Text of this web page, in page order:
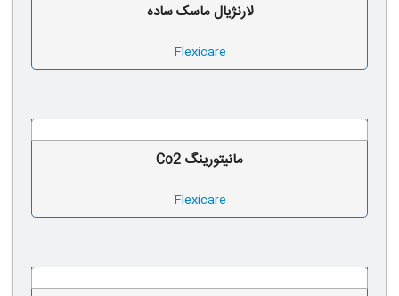
لارنژیال ماسک ساده
Flexicare
مانیتورینگ Co2
Flexicare